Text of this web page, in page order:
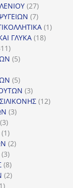
προϊόντα
2727
προϊόντα
77
προϊόντα
11
ΓΛΥΚΑ 1818
311
προϊόντα
55
55
προϊόντα
33
προϊόντα
1212
33
33
προϊόντα
11
προϊόν
22
33
προϊόντα
88
προϊόντα
22
11